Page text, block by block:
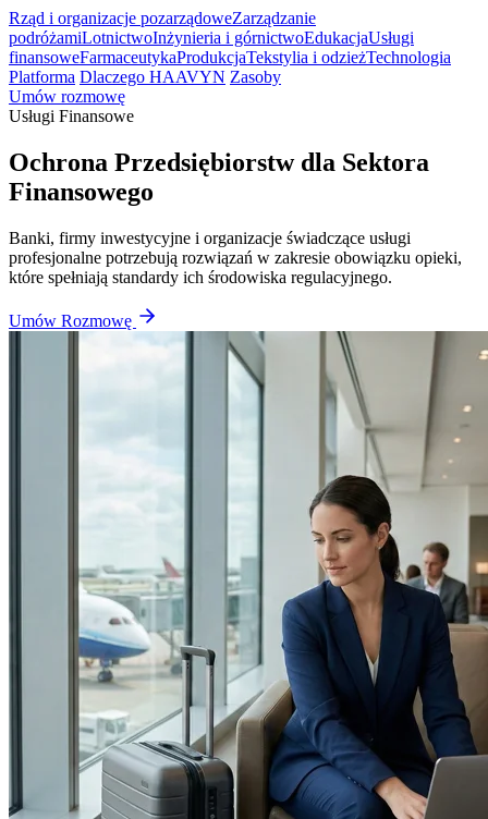
Rząd i organizacje pozarządoweZarządzanie
podróżamiLotnictwoInżynieria i górnictwoEdukacjaUsługi
finansoweFarmaceutykaProdukcjaTekstylia i odzieżTechnologia
Platforma Dlaczego HAAVYN Zasoby
Umów rozmowę
Usługi Finansowe
Ochrona Przedsiębiorstw dla Sektora
Finansowego
Banki, firmy inwestycyjne i organizacje świadczące usługi
profesjonalne potrzebują rozwiązań w zakresie obowiązku opieki,
które spełniają standardy ich środowiska regulacyjnego.
Umów Rozmowę